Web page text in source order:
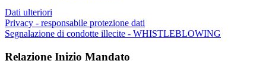
Dati ulteriori
Privacy - responsabile protezione dati
Segnalazione di condotte illecite - WHISTLEBLOWING
Relazione Inizio Mandato